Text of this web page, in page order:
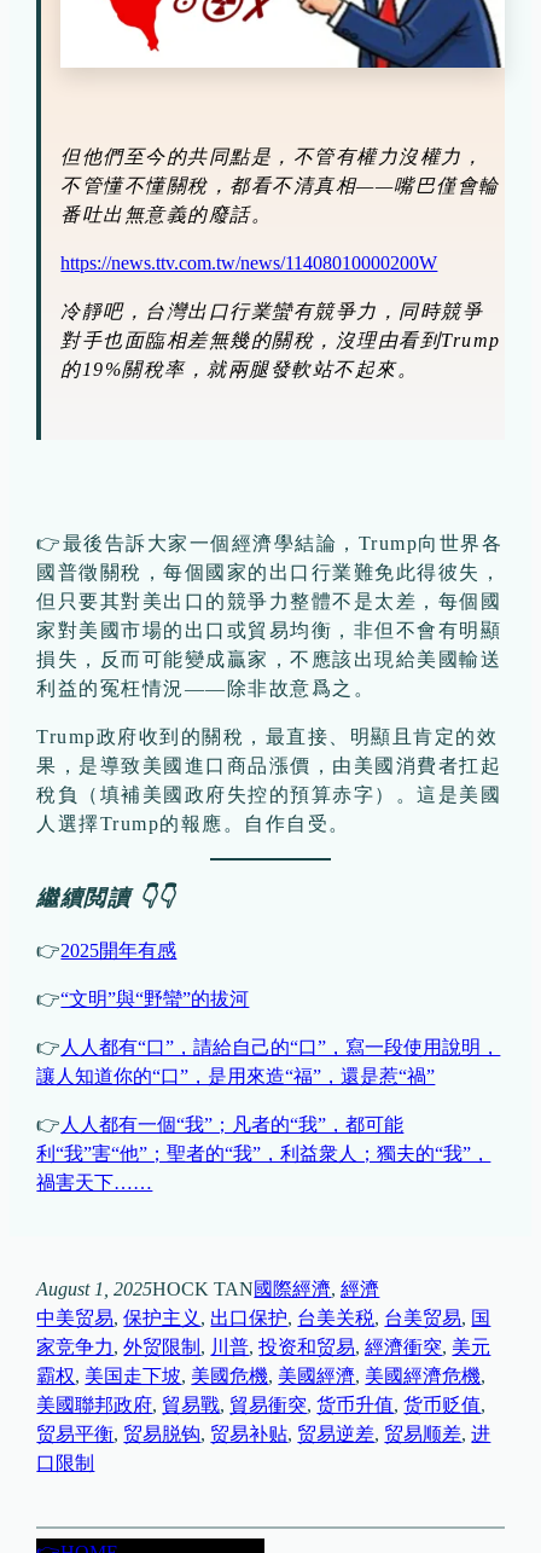
但他們至今的共同點是，不管有權力沒權力，
不管懂不懂關稅，都看不清真相——嘴巴僅會輪
番吐出無意義的廢話。
https://news.ttv.com.tw/news/11408010000200W
冷靜吧，台灣出口行業蠻有競爭力，同時競爭
對手也面臨相差無幾的關稅，沒理由看到Trump
的19%關稅率，就兩腿發軟站不起來。
👉最後告訴大家一個經濟學結論，Trump向世界各
國普徵關稅，每個國家的出口行業難免此得彼失，
但只要其對美出口的競爭力整體不是太差，每個國
家對美國市場的出口或貿易均衡，非但不會有明顯
損失，反而可能變成贏家，不應該出現給美國輸送
利益的冤枉情況——除非故意爲之。
Trump政府收到的關稅，最直接、明顯且肯定的效
果，是導致美國進口商品漲價，由美國消費者扛起
稅負（填補美國政府失控的預算赤字）。這是美國
人選擇Trump的報應。自作自受。
繼續閲讀 👇👇
👉2025開年有感
👉“文明”與“野蠻”的拔河
👉 人人都有“口”，請給自己的“口”，寫一段使用說明，
讓人知道你的“口”，是用來造“福”，還是惹“禍”
👉 人人都有一個“我”；凡者的“我”，都可能
利“我”害“他”；聖者的“我”，利益衆人；獨夫的“我”，
禍害天下……
August 1, 2025HOCK TAN國際經濟, 經濟
中美贸易, 保护主义 , 出口保护, 台美关税, 台美贸易, 国
家竞争力, 外贸限制 , 川普, 投资和贸易, 經濟衝突, 美元
霸权, 美国走下坡, 美國危機, 美國經濟, 美國經濟危機
美國聯邦政府, 貿易戰, 貿易衝突, 货币升值, 货币贬值
贸易平衡, 贸易脱钩, 贸易补贴, 贸易逆差, 贸易顺差, 进
口限制